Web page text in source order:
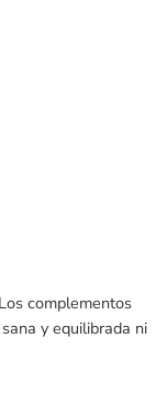
complementos
y equilibrada ni